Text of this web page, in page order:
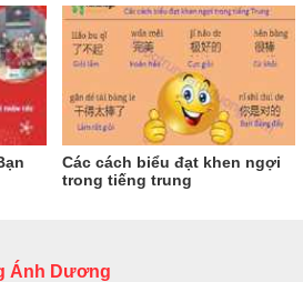
Các cách biểu đạt khen ngợi
trong tiếng trung
Ánh Dương